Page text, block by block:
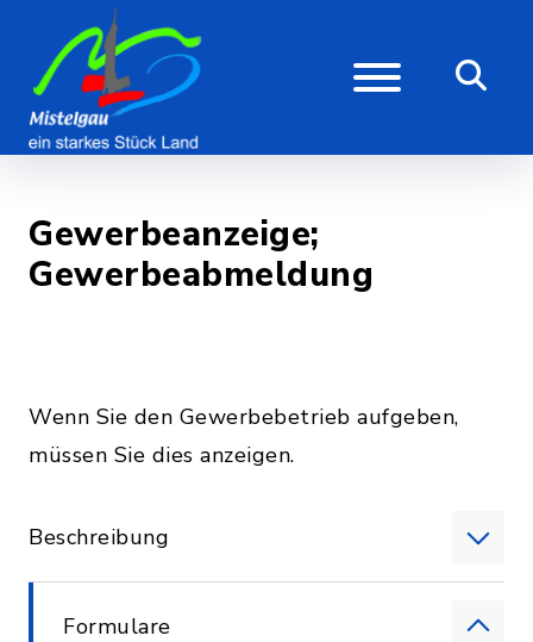
Gewerbeanzeige;
Gewerbeabmeldung
Wenn Sie den Gewerbebetrieb aufgeben,
müssen Sie dies anzeigen.
Beschreibung
Formulare